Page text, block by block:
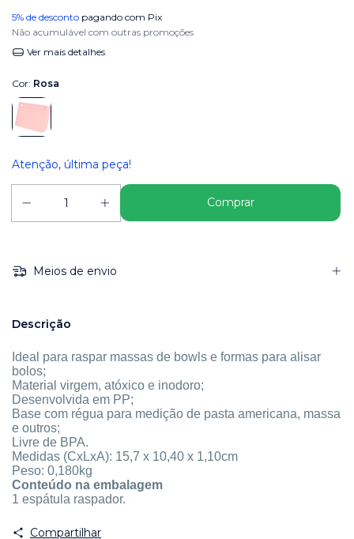
5% de desconto pagando com Pix
Não acumulável com outras promoções
Ver mais detalhes
Cor: Rosa
Atenção, última peça!
Meios de envio
Descrição
Ideal para raspar massas de bowls e formas para alisar
bolos;
Material virgem, atóxico e inodoro;
Desenvolvida em PP;
Base com régua para medição de pasta americana, massa
e outros;
Livre de BPA.
Medidas (CxLxA): 15,7 x 10,40 x 1,10cm
Peso: 0,180kg
Conteúdo na embalagem
1 espátula raspador.
Compartilhar